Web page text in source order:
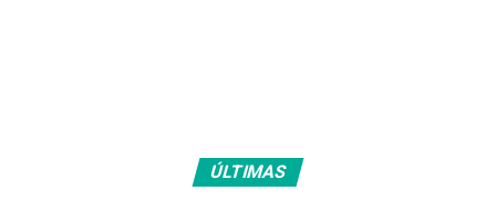
Gazeta Esportiva
ÚLTIMAS